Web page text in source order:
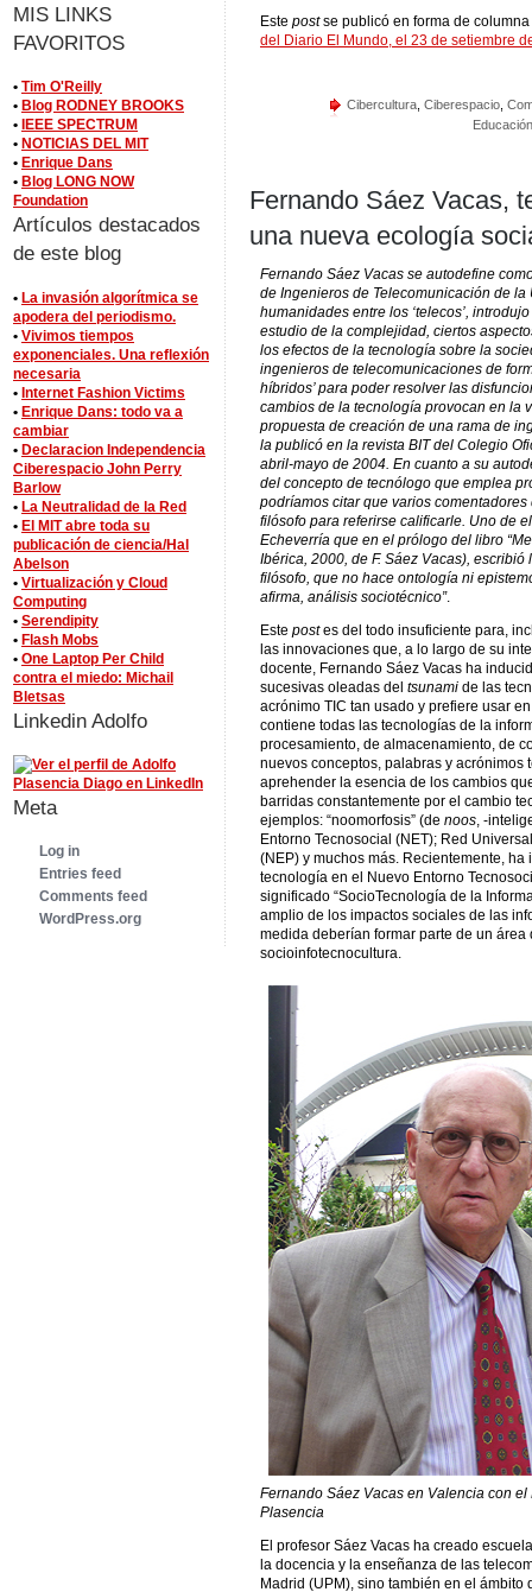
Este postse publicó en forma de
del Diario El Mundo, el 23 de setiembre
Cibercultura Ciberespacio
Educación
Fernando Sáez Vacas,
una nueva ecología
Fernando Sáez Vacas se autodefine
de Ingenieros de Telecomunicación de
humanidades entre los ‘telecos’,
estudio de la complejidad, ciertos
los efectos de la tecnología sobre la
ingenieros de telecomunicaciones de
híbridos’ para poder resolver las
cambios de la tecnología provocan en la
propuesta de creación de una rama de
la publicó en la revista BIT del Colegio
abril-mayo de 2004. En cuanto a su
del concepto de tecnólogo que emplea
podríamos citar que varios
filósofo para referirse calificarle. Uno de
Echeverría que en el prólogo del libro
Ibérica, 2000, de F. Sáez Vacas),
filósofo, que no hace ontología ni
afirma, análisis sociotécnico”.
Este postes del todo insuficiente para,
las innovaciones que, a lo largo de su
docente, Fernando Sáez Vacas ha
sucesivas oleadas del tsunami de las
acrónimo TIC tan usado y prefiere usar
contiene todas las tecnologías de la
procesamiento, de almacenamiento, de
nuevos conceptos, palabras y
aprehender la esencia de los cambios
barridas constantemente por el cambio
ejemplos: “noomorfosis” (de noos, -
Entorno Tecnosocial (NET); Red
(NEP) y muchos más. Recientemente,
tecnología en el Nuevo Entorno
significado “SocioTecnología de la
amplio de los impactos sociales de las
medida deberían formar parte de un
socioinfotecnocultura.
Fernando Sáez Vacas en Valencia con
Plasencia
El profesor Sáez Vacas ha creado
la docencia y la enseñanza de las
Madrid (UPM), sino también en el
MIS LINKS
FAVORITOS
• Tim O'Reilly
• Blog RODNEY BROOKS
• IEEE SPECTRUM
• NOTICIAS DEL MIT
• Enrique Dans
• Blog LONG NOW
Foundation
Artículos destacados
de este blog
• La invasión algorítmica se
apodera del periodismo.
• Vivimos tiempos
exponenciales. Una reflexión
necesaria
• Internet Fashion Victims
• Enrique Dans: todo va a
cambiar
• Declaracion Independencia
Ciberespacio John Perry
Barlow
• La Neutralidad de la Red
• El MIT abre toda su
publicación de ciencia/Hal
Abelson
• Virtualización y Cloud
Computing
• Serendipity
• Flash Mobs
• One Laptop Per Child
contra el miedo: Michail
Bletsas
Linkedin Adolfo
Meta
Log in
Entries feed
Comments feed
WordPress.org